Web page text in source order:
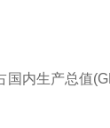
国内生产总值